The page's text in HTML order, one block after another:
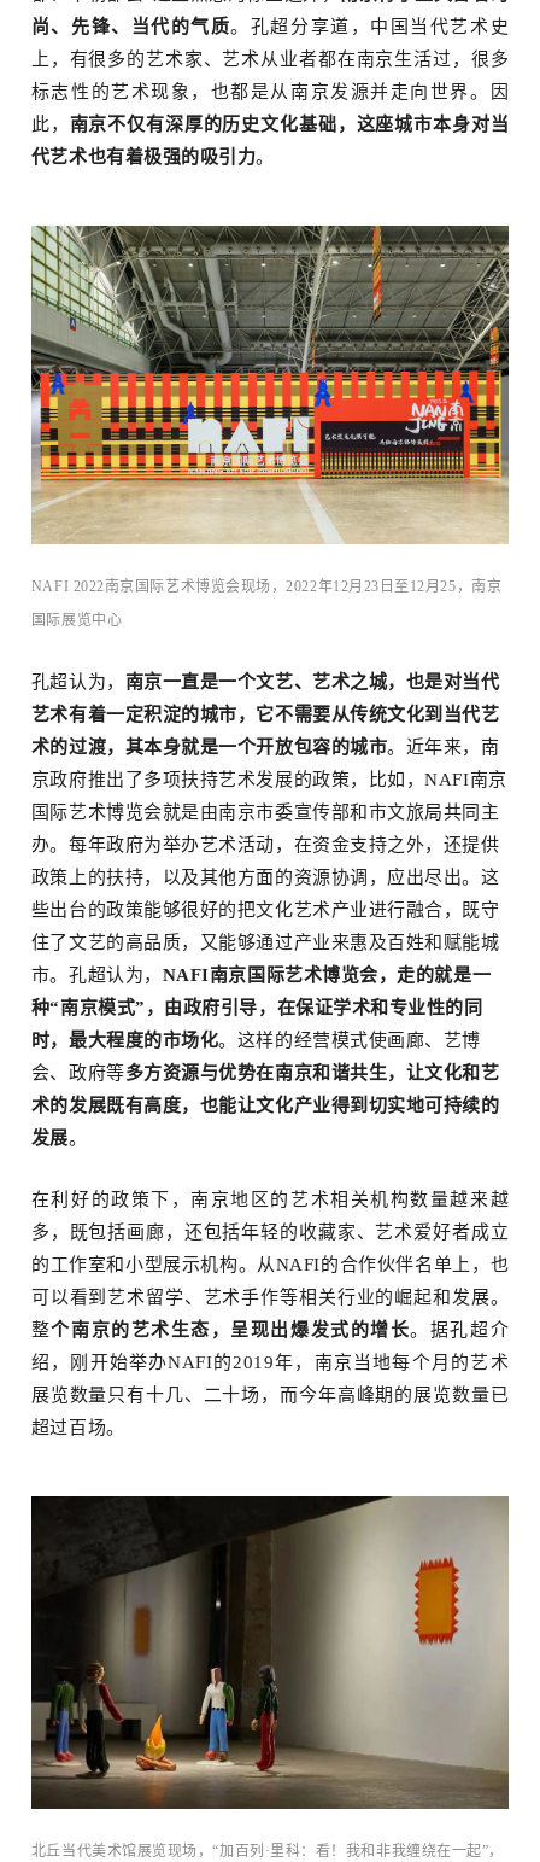
尚、先锋、当代的气质。孔超分享道，中国当代艺术史
上，有很多的艺术家、艺术从业者都在南京生活过，很多
标志性的艺术现象，也都是从南京发源并走向世界。因
此， 南京不仅有深厚的历史文化基础，这座城市本身对当
代艺术也有着极强的吸引力。
NAFI 2022南京国际艺术博览会现场，2022年12月23日至12月25，南京
国际展览中⼼
孔超认为， 南京一直是一个文艺、艺术之城，也是对当代
艺术有着一定积淀的城市，它不需要从传统文化到当代艺
术的过渡，其本身就是一个开放包容的城市。近年来，南
京政府推出了多项扶持艺术发展的政策，比如，NAFI南京
国际艺术博览会就是由南京市委宣传部和市文旅局共同主
办。每年政府为举办艺术活动，在资金支持之外，还提供
政策上的扶持，以及其他方面的资源协调，应出尽出。这
些出台的政策能够很好的把文化艺术产业进行融合，既守
住了文艺的高品质，又能够通过产业来惠及百姓和赋能城
市。孔超认为， NAFI南京国际艺术博览会，走的就是一
种“南京模式”，由政府引导，在保证学术和专业性的同
时，最大程度的市场化。这样的经营模式使画廊、艺博
会、政府等多方资源与优势在南京和谐共生，让文化和艺
术的发展既有高度，也能让文化产业得到切实地可持续的
发展。
在利好的政策下，南京地区的艺术相关机构数量越来越
多，既包括画廊，还包括年轻的收藏家、艺术爱好者成立
的工作室和小型展示机构。从NAFI的合作伙伴名单上，也
可以看到艺术留学、艺术手作等相关行业的崛起和发展。
整个南京的艺术生态，呈现出爆发式的增长。据孔超介
绍，刚开始举办NAFI的2019年，南京当地每个月的艺术
展览数量只有十几、二十场，而今年高峰期的展览数量已
超过百场。
北丘当代美术馆展览现场，“加百列·里科：看！我和非我缠绕在一起”，